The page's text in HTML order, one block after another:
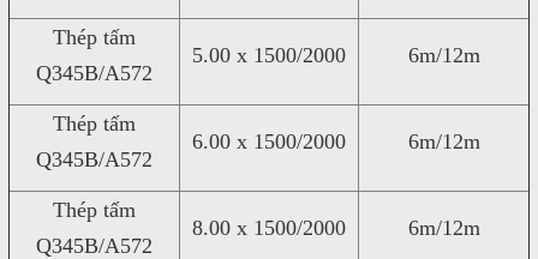
Thép tấm
Q345B/A572
5.00 x 1500/2000 6m/12m
Thép tấm
Q345B/A572
6.00 x 1500/2000 6m/12m
Thép tấm
Q345B/A572
8.00 x 1500/2000 6m/12m